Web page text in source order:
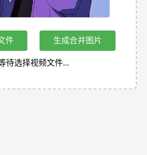
件 生成合并图片
待选择视频文件...